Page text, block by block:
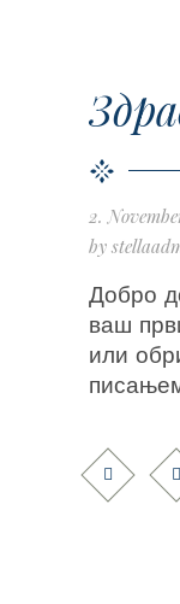
2.
by
Добро
ваш
или